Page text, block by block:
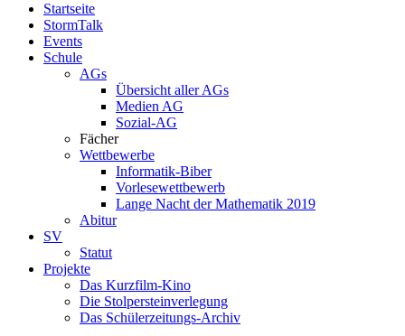
Stormstory
Eure digitale Schülerzeitung
Startseite
StormTalk
Events
Schule
AGs
Übersicht aller AGs
Medien AG
Sozial-AG
Fächer
Wettbewerbe
Informatik-Biber
Vorlesewettbewerb
Lange Nacht der Mathematik 2019
Abitur
SV
Statut
Projekte
Das Kurzfilm-Kino
Die Stolpersteinverlegung
Das Schülerzeitungs-Archiv